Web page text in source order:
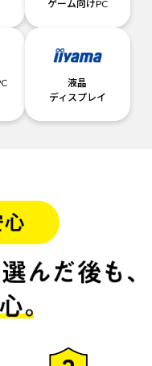
ゲーム向けPC
液晶
ディスプレイ